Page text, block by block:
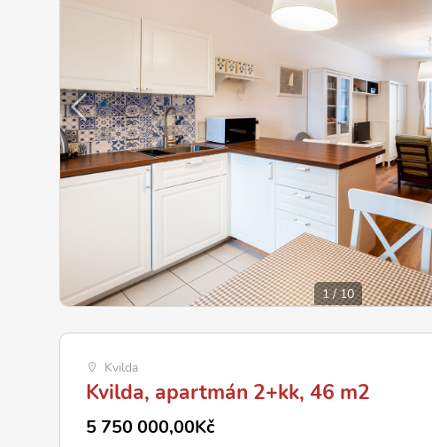
1/10
Kvilda
Kvilda, apartmán 2+kk, 46 m2
5 750 000,00Kč